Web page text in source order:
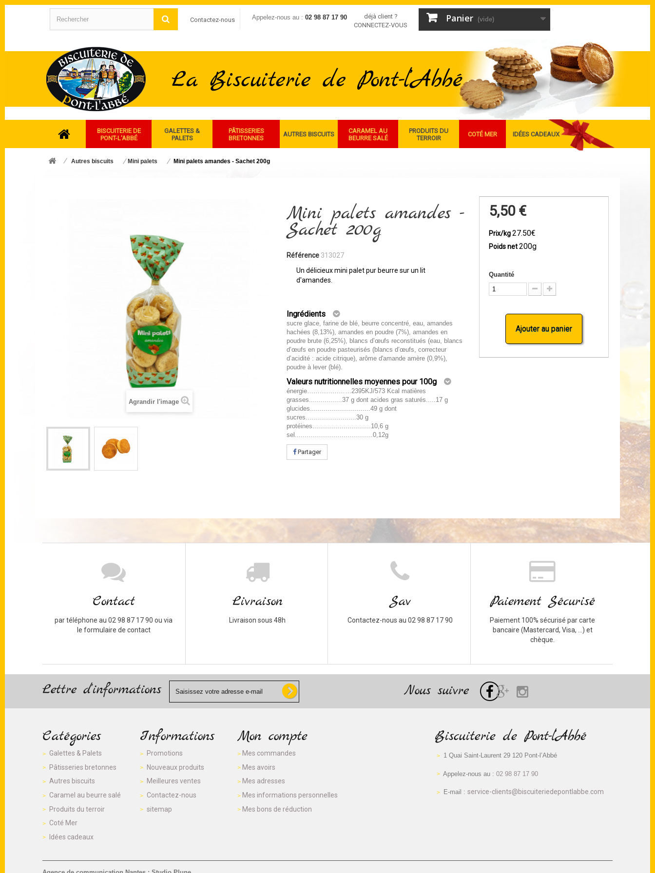
Contactez-nous Appelez-nous au : 02 98 87 17 90
déjà client ?
CONNECTEZ-VOUS
Panier (vide)
BISCUITERIE DE
PONT-L'ABBÉ
GALETTES &
PALETS
PÂTISSERIES
BRETONNES
AUTRES BISCUITS
CARAMEL AU
BEURRE SALÉ
PRODUITS DU
TERROIR
COTÉ MER IDÉES CADEAUX
Autres biscuits Mini palets Mini palets amandes - Sachet 200g
Agrandir l'image
Mini palets amandes -
Sachet 200g
Référence 313027
Un délicieux mini palet pur beurre sur un lit
d'amandes.
Ingrédients
sucre glace, farine de blé, beurre concentré, eau, amandes
hachées (8,13%), amandes en poudre (7%), amandes en
poudre brute (6,25%), blancs d’œufs reconstitués (eau, blancs
d’œufs en poudre pasteurisés (blancs d’œufs, correcteur
d’acidité : acide citrique), arôme d'amande amère (0,9%),
poudre à lever (blé).
Valeurs nutritionnelles moyennes pour 100g
énergie…………………2395KJ/573 Kcal matières
grasses.................37 g dont acides gras saturés.....17 g
glucides...............................49 g dont
sucres..........................30 g
protéines..............................10,6 g
sel........................................0,12g
Partager
5,50 €
Prix/kg27.50€
Poids net200g
Quantité
Ajouter au panier
Contact
par téléphone au 02 98 87 17 90 ou via
le formulaire de contact
Livraison
Livraison sous 48h
Sav
Contactez-nous au 02 98 87 17 90
Paiement Sécurisé
Paiement 100% sécurisé par carte
bancaire (Mastercard, Visa, ...) et
chèque.
Lettre d'informations Nous suivre
Catégories
Galettes & Palets
Pâtisseries bretonnes
Autres biscuits
Caramel au beurre salé
Produits du terroir
Coté Mer
Idées cadeaux
Informations
Promotions
Nouveaux produits
Meilleures ventes
Contactez-nous
sitemap
Mon compte
Mes commandes
Mes avoirs
Mes adresses
Mes informations personnelles
Mes bons de réduction
Biscuiterie de Pont-l’Abbé
1 Quai Saint-Laurent 29 120 Pont-l’Abbé
Appelez-nous au : 02 98 87 17 90
E-mail : service-clients@biscuiteriedepontlabbe.com